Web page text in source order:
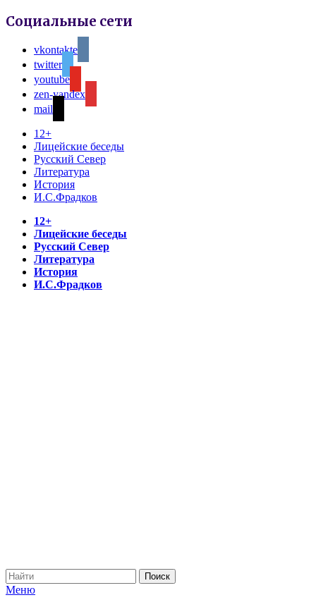
Социальные сети
vkontakte
twitter
youtube
zen-yandex
mail
12+
Лицейские беседы
Русский Север
Литература
История
И.С.Фрадков
12+
Лицейские беседы
Русский Север
Литература
История
И.С.Фрадков
Меню